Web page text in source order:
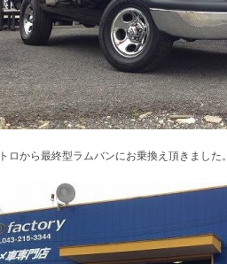
ロから最終型ラムバンにお乗換え頂きました。